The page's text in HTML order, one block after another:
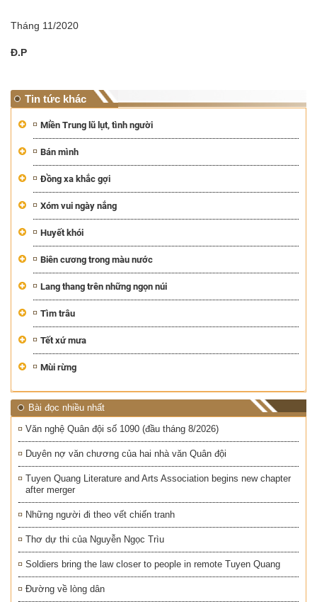
Tháng 11/2020
Đ.P
Tin tức khác
Miền Trung lũ lụt, tình người
Bán mình
Đồng xa khắc gợi
Xóm vui ngày nắng
Huyết khói
Biên cương trong màu nước
Lang thang trên những ngọn núi
Tìm trâu
Tết xứ mưa
Mùi rừng
Bài đọc nhiều nhất
Văn nghệ Quân đội số 1090 (đầu tháng 8/2026)
Duyên nợ văn chương của hai nhà văn Quân đội
Tuyen Quang Literature and Arts Association begins new chapter
after merger
Những người đi theo vết chiến tranh
Thơ dự thi của Nguyễn Ngọc Trìu
Soldiers bring the law closer to people in remote Tuyen Quang
Đường về lòng dân